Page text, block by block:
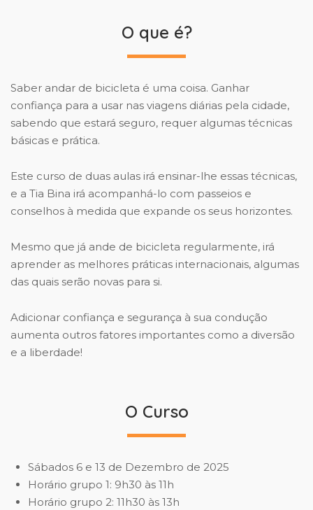
O que é?
Saber andar de bicicleta é uma coisa. Ganhar
confiança para a usar nas viagens diárias pela cidade,
sabendo que estará seguro, requer algumas técnicas
básicas e prática.
Este curso de duas aulas irá ensinar-lhe essas técnicas,
e a Tia Bina irá acompanhá-lo com passeios e
conselhos à medida que expande os seus horizontes.
Mesmo que já ande de bicicleta regularmente, irá
aprender as melhores práticas internacionais, algumas
das quais serão novas para si.
Adicionar confiança e segurança à sua condução
aumenta outros fatores importantes como a diversão
e a liberdade!
O Curso
Sábados 6 e 13 de Dezembro de 2025
Horário grupo 1: 9h30 às 11h
Horário grupo 2: 11h30 às 13h